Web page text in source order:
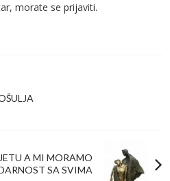
morate se prijaviti.
A MI MORAMO
SA SVIMA